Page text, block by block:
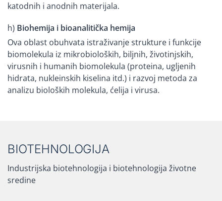
katodnih i anodnih materijala.
h) Biohemija i bioanalitička hemija
Ova oblast obuhvata istraživanje strukture i funkcije
biomolekula iz mikrobioloških, biljnih, životinjskih,
virusnih i humanih biomolekula (proteina, ugljenih
hidrata, nukleinskih kiselina itd.) i razvoj metoda za
analizu bioloških molekula, ćelija i virusa.
BIOTEHNOLOGIJA
Industrijska biotehnologija i biotehnologija životne
sredine